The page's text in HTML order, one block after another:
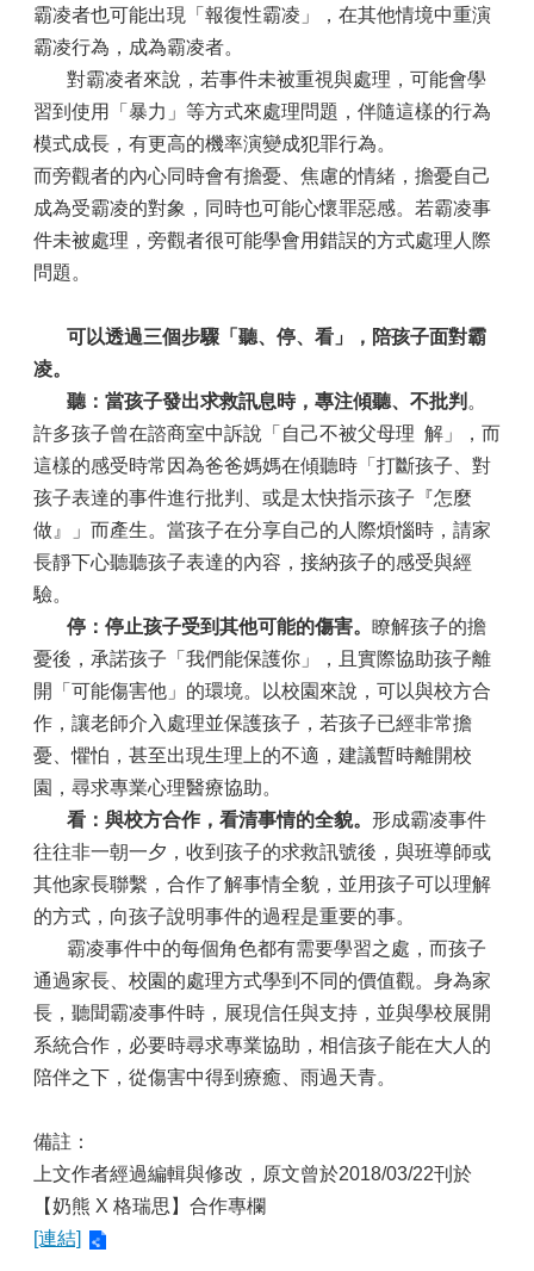
霸凌者也可能出現「報復性霸凌」，在其他情境中重演
霸凌行為，成為霸凌者。
對霸凌者來說，若事件未被重視與處理，可能會學
習到使用「暴力」等方式來處理問題，伴隨這樣的行為
模式成長，有更高的機率演變成犯罪行為。
而旁觀者的內心同時會有擔憂、焦慮的情緒，擔憂自己
成為受霸凌的對象，同時也可能心懷罪惡感。若霸凌事
件未被處理，旁觀者很可能學會用錯誤的方式處理人際
問題。
可以透過三個步驟「聽、停、看」，陪孩子面對霸
凌。
聽：當孩子發出求救訊息時，專注傾聽、不批判 。
許多孩子曾在諮商室中訴說「自己不被父母理 解」，而
這樣的感受時常因為爸爸媽媽在傾聽時「打斷孩子、對
孩子表達的事件進行批判、或是太快指示孩子『怎麼
做』」而產生。當孩子在分享自己的人際煩惱時，請家
長靜下心聽聽孩子表達的內容，接納孩子的感受與經
驗。
停：停止孩子受到其他可能的傷害。 瞭解孩子的擔
憂後，承諾孩子「我們能保護你」，且實際協助孩子離
開「可能傷害他」的環境。以校園來說，可以與校方合
作，讓老師介入處理並保護孩子，若孩子已經非常擔
憂、懼怕，甚至出現生理上的不適，建議暫時離開校
園，尋求專業心理醫療協助。
看：與校方合作，看清事情的全貌。 形成霸凌事件
往往非一朝一夕，收到孩子的求救訊號後，與班導師或
其他家長聯繫，合作了解事情全貌，並用孩子可以理解
的方式，向孩子說明事件的過程是重要的事。
霸凌事件中的每個角色都有需要學習之處，而孩子
通過家長、校園的處理方式學到不同的價值觀。身為家
長，聽聞霸凌事件時，展現信任與支持，並與學校展開
系統合作，必要時尋求專業協助，相信孩子能在大人的
陪伴之下，從傷害中得到療癒、雨過天青。
備註：
上文作者經過編輯與修改，原文曾於2018/03/22刊於
【奶熊 X 格瑞思】合作專欄
[連結]